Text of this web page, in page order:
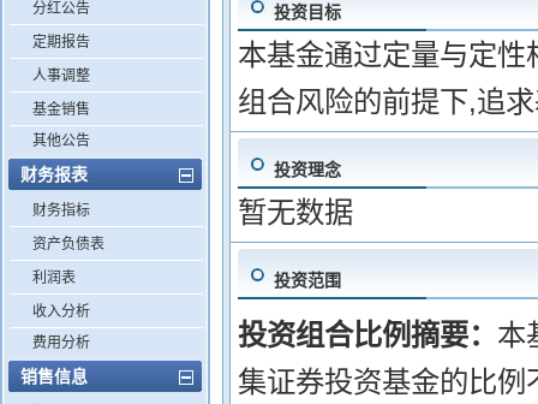
分红公告
定期报告
人事调整
基金销售
其他公告
财务报表
财务指标
资产负债表
利润表
收入分析
费用分析
销售信息
投资目标
本基金通过定量与定
组合风险的前提下,追
投资理念
暂无数据
投资范围
投资组合比例摘要： 本
集证券投资基金的比